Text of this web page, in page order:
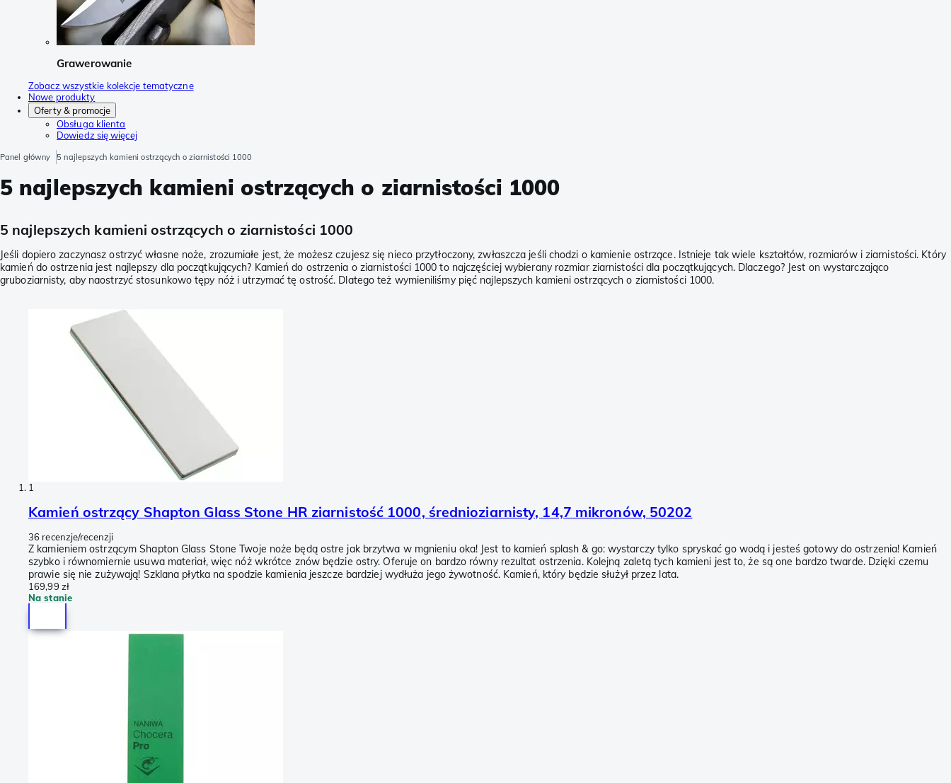
Grawerowanie
Zobacz wszystkie kolekcje tematyczne
Nowe produkty
Oferty & promocje
Obsługa klienta
Dowiedz się więcej
Panel główny 5 najlepszych kamieni ostrzących o ziarnistości 1000
5 najlepszych kamieni ostrzących o ziarnistości 1000
5 najlepszych kamieni ostrzących o ziarnistości 1000
Jeśli dopiero zaczynasz ostrzyć własne noże, zrozumiałe jest, że możesz czujesz się nieco przytłoczony, zwłaszcza jeśli chodzi o kamienie ostrzące. Istnieje tak wiele kształtów, rozmiarów i ziarnistości. Który
kamień do ostrzenia jest najlepszy dla początkujących? Kamień do ostrzenia o ziarnistości 1000 to najczęściej wybierany rozmiar ziarnistości dla początkujących. Dlaczego? Jest on wystarczająco
gruboziarnisty, aby naostrzyć stosunkowo tępy nóż i utrzymać tę ostrość. Dlatego też wymieniliśmy pięć najlepszych kamieni ostrzących o ziarnistości 1000.
1
Kamień ostrzący Shapton Glass Stone HR ziarnistość 1000, średnioziarnisty, 14,7 mikronów, 50202
36 recenzje/recenzji
Z kamieniem ostrzącym Shapton Glass Stone Twoje noże będą ostre jak brzytwa w mgnieniu oka! Jest to kamień splash & go: wystarczy tylko spryskać go wodą i jesteś gotowy do ostrzenia! Kamień
szybko i równomiernie usuwa materiał, więc nóż wkrótce znów będzie ostry. Oferuje on bardzo równy rezultat ostrzenia. Kolejną zaletą tych kamieni jest to, że są one bardzo twarde. Dzięki czemu
prawie się nie zużywają! Szklana płytka na spodzie kamienia jeszcze bardziej wydłuża jego żywotność. Kamień, który będzie służył przez lata.
169,99 zł
Na stanie